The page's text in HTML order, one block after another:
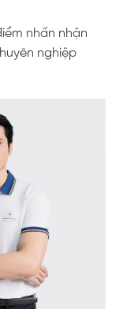
nhấn nhận
nghiệp